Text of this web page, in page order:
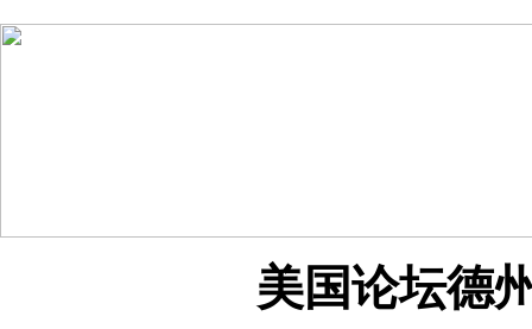
美国论坛德